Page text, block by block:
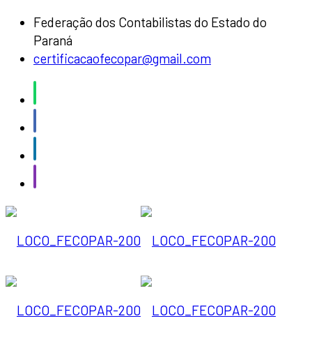
Federação dos Contabilistas do Estado do
Paraná
certificacaofecopar@gmail.com